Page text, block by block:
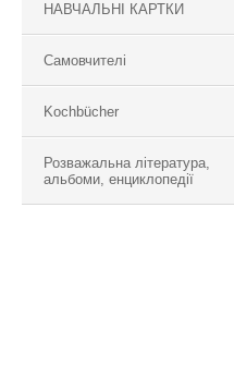
НАВЧАЛЬНІ КАРТКИ
Самовчителі
Kochbücher
Розважальна література,
альбоми, енциклопедії